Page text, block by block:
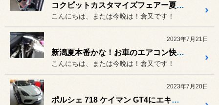
コクピットカスタマイズフェアー夏！体感フェア第二弾は7月29日、30日に開催。アルミホイールメーカーWORK＆WEDS来店！
こんにちは、または今晩は！倉又です！
2023年7月21日
新潟夏本番かな！お車のエアコン快適ですか？WURTHクールショットばんばんウってます？！
こんにちは、または今晩は！倉又です！
2023年7月20日
ポルシェ 718 ケイマン GT4にエキゾースト フラップコントロール取付！